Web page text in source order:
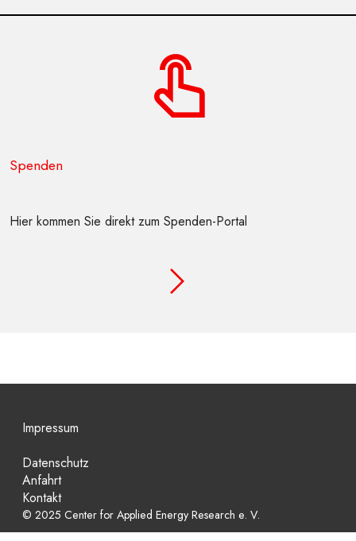
Spenden
Hier kommen Sie direkt zum Spenden-Portal
Impressum
Datenschutz
Anfahrt
Kontakt
© 2025 Center for Applied Energy Research e. V.